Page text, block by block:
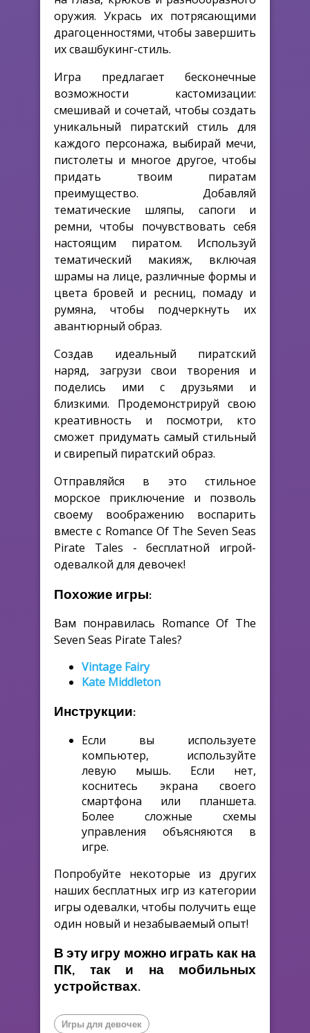
оружия. Укрась их потрясающими
драгоценностями, чтобы завершить
их свашбукинг-стиль.
Игра предлагает бесконечные
возможности кастомизации:
смешивай и сочетай, чтобы создать
уникальный пиратский стиль для
каждого персонажа, выбирай мечи,
пистолеты и многое другое, чтобы
придать твоим пиратам
преимущество. Добавляй
тематические шляпы, сапоги и
ремни, чтобы почувствовать себя
настоящим пиратом. Используй
тематический макияж, включая
шрамы на лице, различные формы и
цвета бровей и ресниц, помаду и
румяна, чтобы подчеркнуть их
авантюрный образ.
Создав идеальный пиратский
наряд, загрузи свои творения и
поделись ими с друзьями и
близкими. Продемонстрируй свою
креативность и посмотри, кто
сможет придумать самый стильный
и свирепый пиратский образ.
Отправляйся в это стильное
морское приключение и позволь
своему воображению воспарить
вместе с Romance Of The Seven Seas
Pirate Tales - бесплатной игрой-
одевалкой для девочек!
Похожие игры:
Вам понравилась Romance Of The
Seven Seas Pirate Tales?
Vintage Fairy
Kate Middleton
Инструкции:
Если вы используете
компьютер, используйте
левую мышь. Если нет,
коснитесь экрана своего
смартфона или планшета.
Более сложные схемы
управления объясняются в
игре.
Попробуйте некоторые из других
наших бесплатных игр из категории
игры одевалки, чтобы получить еще
один новый и незабываемый опыт!
В эту игру можно играть как на
ПК, так и на мобильных
устройствах.
Игры для девочек